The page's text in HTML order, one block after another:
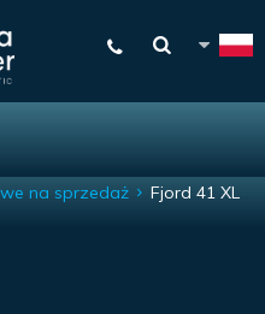
na sprzedaż Fjord 41 XL